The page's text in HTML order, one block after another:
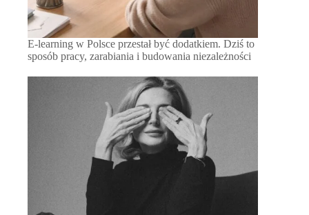
E-learning w Polsce przestał być dodatkiem. Dziś to
sposób pracy, zarabiania i budowania niezależności